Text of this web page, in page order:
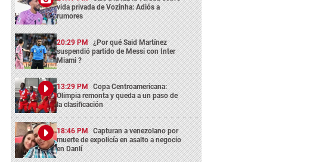
vida privada de Vozinha: Adiós a
rumores
20:29 PM ¿Por qué Said Martínez
suspendió partido de Messi con Inter
Miami ?
13:29 PM Copa Centroamericana:
Olimpia remonta y queda a un paso de
la clasificación
18:46 PM Capturan a venezolano por
muerte de expolicía en asalto a negocio
en Danlí